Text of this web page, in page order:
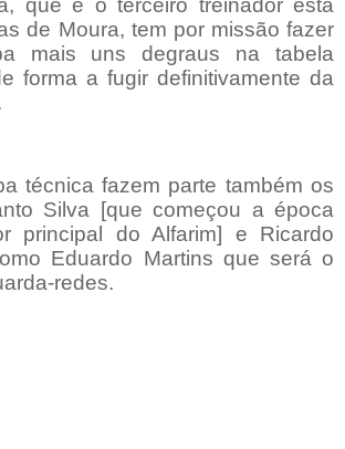
que é o terceiro treinador esta
de Moura, tem por missão fazer
mais uns degraus na tabela
forma a fugir definitivamente da
técnica fazem parte também os
Silva [que começou a época
principal do Alfarim] e Ricardo
Eduardo Martins que será o
redes.